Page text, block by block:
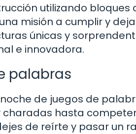
utilizando bloques
misión a cumplir y
únicas y
e innovadora.
palabras
de juegos de
charadas hasta
de reírte y pasar un